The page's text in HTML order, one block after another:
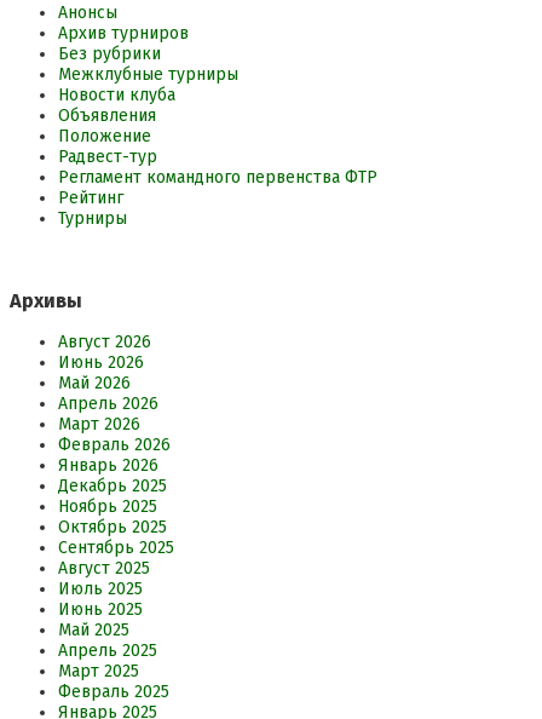
Анонсы
Архив турниров
Без рубрики
Межклубные турниры
Новости клуба
Объявления
Положение
Радвест-тур
Регламент командного первенства ФТР
Рейтинг
Турниры
Архивы
Август 2026
Июнь 2026
Май 2026
Апрель 2026
Март 2026
Февраль 2026
Январь 2026
Декабрь 2025
Ноябрь 2025
Октябрь 2025
Сентябрь 2025
Август 2025
Июль 2025
Июнь 2025
Май 2025
Апрель 2025
Март 2025
Февраль 2025
Январь 2025